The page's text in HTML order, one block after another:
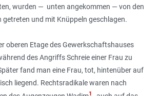
wurden — unten angekommen — von den
getreten und mit Knüppeln geschlagen.
oberen Etage des Gewerkschaftshauses
des Angriffs Schreie einer Frau zu
fand man eine Frau, tot, hintenüber auf
liegend. Rechtsradikale waren nach
1